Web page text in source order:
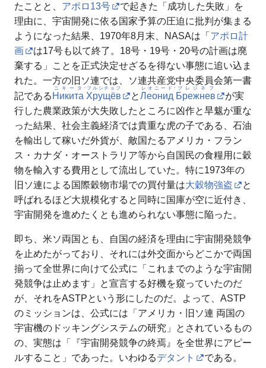
たことと、 アポロ13号
で起きた「成功した失敗」を
理由に、宇宙開発に依る国家予算の圧迫に批判が集まる
ようになった結果、1970年8月末、NASAは「 アポロ計
画
は17号も以て終了。18号・19号・20号の計画は廃
棄する」ことを正式決定せざるを得ない事態に追い込ま
れた。一方の旧ソ連では、ソ連共産党中央委員会第一書
記である Никита
ニキータ ･
Хрущёв
フルシチョフ
とЛеонид
レオニード ･
Брежнев
ブレジネフ
が実
行した農業政策が大失敗したところに凶作と旱魃が重な
った結果、社会主義経済では貴重な虎の子である、石油
を輸出して稼いだ外貨が、敵国たるアメリカ・フラン
ス・カナダ・オーストラリア等から自国民の食糧用に穀
物を輸入する費用として流出していた。特に1973年の
旧ソ連による国際穀物市場での買付量は大穀物強盗
と
呼ばれるほど大規模化すると同時に国庫が空に近付き、
宇宙開発を進めたくとも進められない事態に陥った。
即ち、米ソ両国とも、自国の経済を理由に宇宙開発競争
を止めたがっており、それには外交面からどこかで両国
揃って全世界に向けて公式に「これまでのような宇宙開
発競争は止めます」と宣言する好機を窺っていたのだ
が、それをASTPという形にしたのだ。よって、ASTP
のミッションは、公式には「アメリカ・旧ソ連 両国の
宇宙機のドッキングシステムの研究」とされているもの
の、実態は「『宇宙開発競争の終焉』を全世界にアピー
ルすること」であった。いわゆるデタント である。